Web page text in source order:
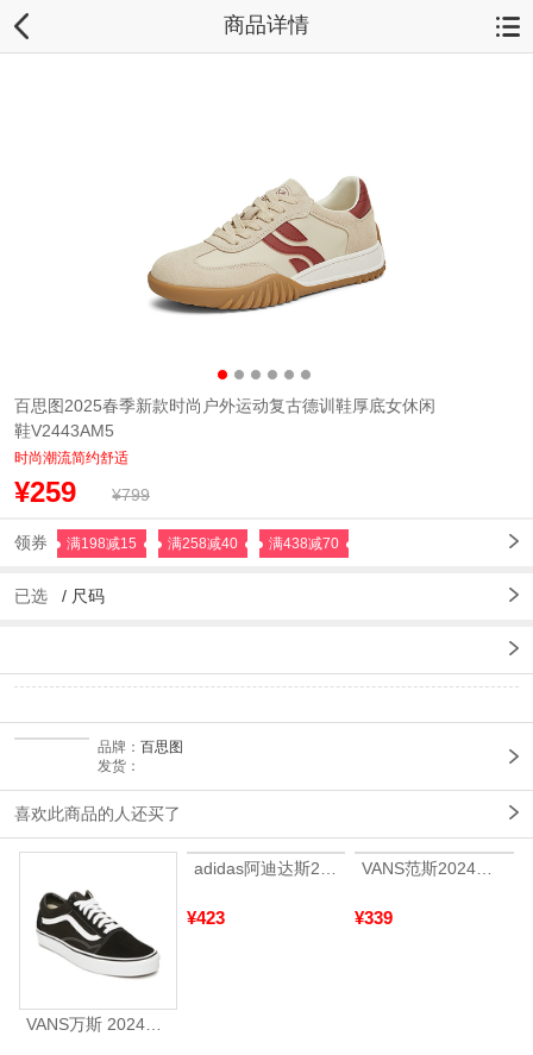
商品详情
百思图2025春季新款时尚户外运动复古德训鞋厚底女休闲
鞋V2443AM5
时尚潮流简约舒适
¥259 ¥799
领券 满198减15 满258减40 满438减70
已选 / 尺码
品牌： 百思图
发货：
喜欢此商品的人还买了
VANS万斯 2024年新款中性OldSkool帆布鞋/硫化鞋VN000D3HY28（延续款）
¥423 ¥339